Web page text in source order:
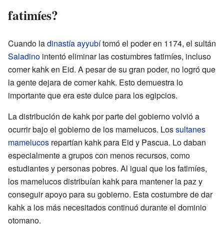
fatimíes?
Cuando ladinastíaayyubítomó el poder en 1174, el sultán
Saladino intentó eliminar las costumbres fatimíes, incluso
comer kahk en Eid. A pesar de su gran poder, no logró que
la gente dejara de comer kahk. Esto demuestra lo
importante que era este dulce para los egipcios.
La distribución de kahk por parte del gobierno volvió a
ocurrir bajo el gobierno de los mamelucos. Lossultanes
mamelucos repartían kahk para Eid y Pascua. Lo daban
especialmente a grupos con menos recursos, como
estudiantes y personas pobres. Al igual que los fatimíes,
los mamelucos distribuían kahk para mantener la paz y
conseguir apoyo para su gobierno. Esta costumbre de dar
kahk a los más necesitados continuó durante el dominio
otomano.